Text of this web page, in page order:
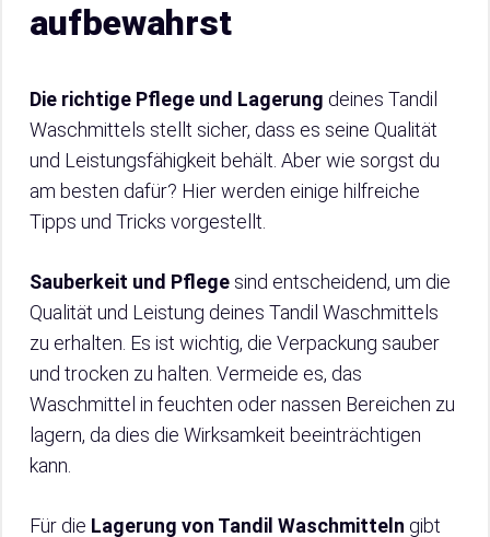
aufbewahrst
Die richtige Pflege und Lagerung deines Tandil
Waschmittels stellt sicher, dass es seine Qualität
und Leistungsfähigkeit behält. Aber wie sorgst du
am besten dafür? Hier werden einige hilfreiche
Tipps und Tricks vorgestellt.
Sauberkeit und Pflege sind entscheidend, um die
Qualität und Leistung deines Tandil Waschmittels
zu erhalten. Es ist wichtig, die Verpackung sauber
und trocken zu halten. Vermeide es, das
Waschmittel in feuchten oder nassen Bereichen zu
lagern, da dies die Wirksamkeit beeinträchtigen
kann.
Für die Lagerung von Tandil Waschmitteln gibt